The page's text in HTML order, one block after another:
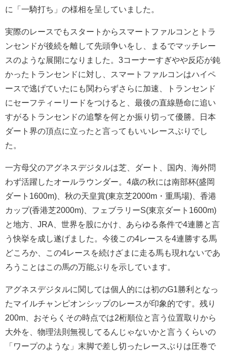
に「一騎打ち」の様相を呈していました。
実際のレースでもスタートからスマートファルコンとトラ
ンセンドが後続を離して先頭争いをし、まるでマッチレー
スのような展開になりました。3コーナーすぎやや反応が鈍
かったトランセンドに対し、スマートファルコンはハイペ
ースで逃げていたにも関わらずさらに加速、トランセンド
にセーフティーリードをつけると、最後の直線懸命に追い
すがるトランセンドの追撃を何とか振り切って優勝。日本
ダート界の頂点に立ったと言ってもいいレースぶりでし
た。
一方母父のアグネスデジタルは芝、ダート、国内、海外問
わず活躍したオールラウンダー。4歳の秋には南部杯(盛岡
ダート1600m)、秋の天皇賞(東京芝2000m・重馬場)、香港
カップ(香港芝2000m)、フェブラリーS(東京ダート1600m)
と地方、JRA、世界を股にかけ、あらゆる条件で4連勝と言
う快挙を成し遂げました。今後この4レースを4連勝する馬
どころか、この4レースを続けざまに走る馬も現れないであ
ろうことはこの馬の万能ぶりを示しています。
アグネスデジタルに関しては個人的には初のG1勝利となっ
たマイルチャンピオンシップのレースが印象的です。残り
200m、おそらくその時点では2桁順位と言う位置取りから
大外を、物理法則無視してるんじゃないかと言うくらいの
「ワープのような」末脚で差し切ったレースぶりは圧巻で